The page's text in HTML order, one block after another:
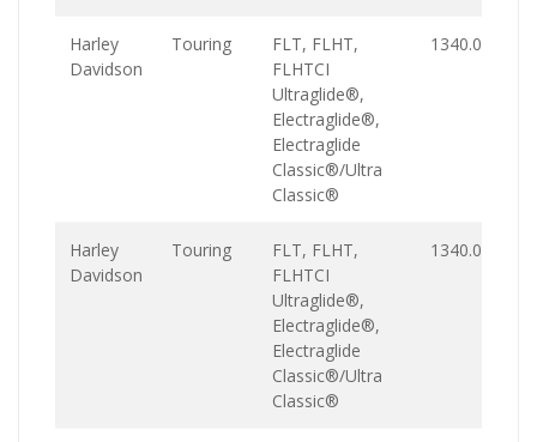
Harley
Davidson
Touring
FLT, FLHT,
FLHTCI
Ultraglide®,
Electraglide®,
Electraglide
Classic®/Ultra
Classic®
1340.0
Harley
Davidson
Touring
FLT, FLHT,
FLHTCI
Ultraglide®,
Electraglide®,
Electraglide
Classic®/Ultra
Classic®
1340.0